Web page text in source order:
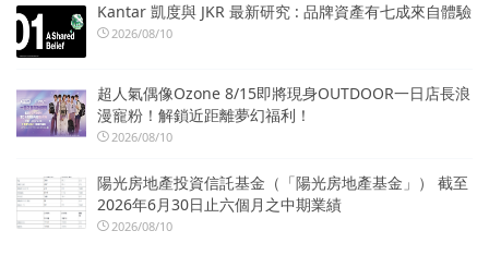
Kantar 凱度與 JKR 最新研究 : 品牌資產有七成來自體驗
2026/08/10
超人氣偶像Ozone 8/15即將現身OUTDOOR一日店長浪
漫寵粉！解鎖近距離夢幻福利！
2026/08/10
陽光房地產投資信託基金（「陽光房地產基金」） 截至
2026年6月30日止六個月之中期業績
2026/08/10